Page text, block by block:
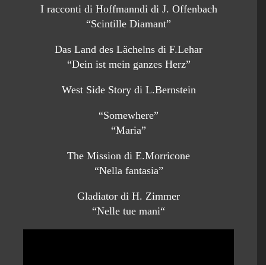
I racconti di Hoffmanndi di J. Offenbach
“Scintille Diamant”
Das Land des Lächelns di F.Lehar
“Dein ist mein ganzes Herz”
West Side Story di L.Bernstein
“Somewhere”
“Maria”
The Mission di E.Morricone
“Nella fantasia”
Gladiator di H. Zimmer
“Nelle tue mani“